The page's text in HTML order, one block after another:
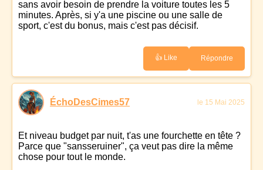
sans avoir besoin de prendre la voiture toutes les 5
minutes. Après, si y'a une piscine ou une salle de
sport, c'est du bonus, mais c'est pas décisif.
👍 Like Répondre
ÉchoDesCimes57 le 15 Mai 2025
Et niveau budget par nuit, t'as une fourchette en tête ?
Parce que "sansseruiner", ça veut pas dire la même
chose pour tout le monde.